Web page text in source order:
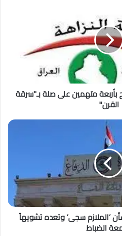
متهمين على صلة بـ"سرقة
القرن"
’الملازم سجى’ وتعده تشويهاً
الضباط